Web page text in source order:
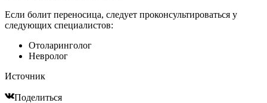
Если болит переносица, следует проконсультироваться у
следующих специалистов:
Отоларинголог
Невролог
Источник
Поделиться